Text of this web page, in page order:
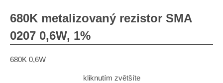
680K metalizovaný rezistor SMA
0207 0,6W, 1%
680K 0,6W
kliknutím zvětšíte